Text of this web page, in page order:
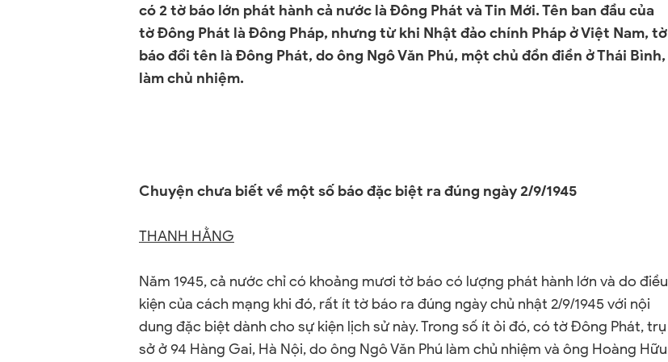
có 2 tờ báo lớn phát hành cả nước là Đông Phát và Tin Mới. Tên ban đầu của
tờ Đông Phát là Đông Pháp, nhưng từ khi Nhật đảo chính Pháp ở Việt Nam, tờ
báo đổi tên là Đông Phát, do ông Ngô Văn Phú, một chủ đồn điền ở Thái Bình,
làm chủ nhiệm.
Chuyện chưa biết về một số báo đặc biệt ra đúng ngày 2/9/1945
THANH HẰNG
Năm 1945, cả nước chỉ có khoảng mươi tờ báo có lượng phát hành lớn và do điều
kiện của cách mạng khi đó, rất ít tờ báo ra đúng ngày chủ nhật 2/9/1945 với nội
dung đặc biệt dành cho sự kiện lịch sử này. Trong số ít ỏi đó, có tờ Đông Phát, trụ
sở ở 94 Hàng Gai, Hà Nội, do ông Ngô Văn Phú làm chủ nhiệm và ông Hoàng Hữu